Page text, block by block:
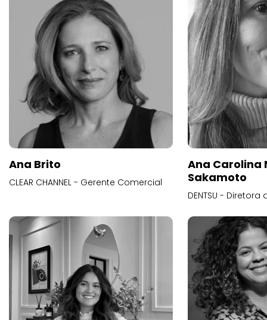
Ana Brito
CLEAR CHANNEL - Gerente Comercial
Ana Carolina
Sakamoto
DENTSU -